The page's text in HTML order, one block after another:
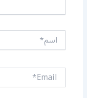
اسم*
Email*